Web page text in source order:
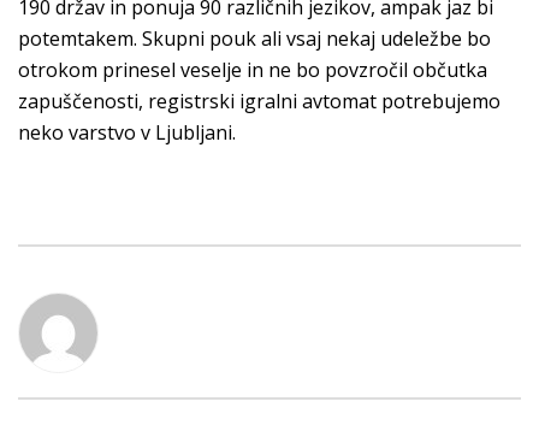
190 držav in ponuja 90 različnih jezikov, ampak jaz bi
potemtakem. Skupni pouk ali vsaj nekaj udeležbe bo
otrokom prinesel veselje in ne bo povzročil občutka
zapuščenosti, registrski igralni avtomat potrebujemo
neko varstvo v Ljubljani.